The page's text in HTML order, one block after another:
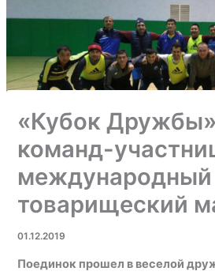
«Кубок
команд-
международный
товарищеский
01.12.2019
Поединок прошел в веселой